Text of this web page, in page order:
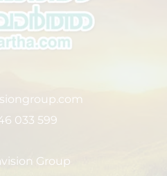
033 599
Group